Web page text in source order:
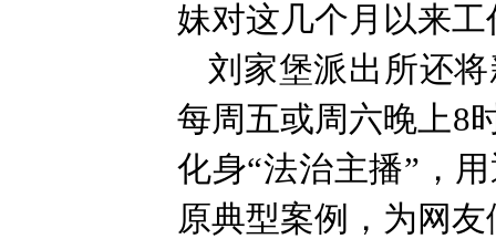
妹对这几个月以来
刘家堡派出所还
每周五或周六晚上8
化身“法治主播”，
原典型案例，为网